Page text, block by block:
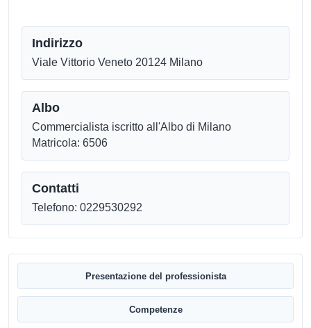
Indirizzo
Viale Vittorio Veneto 20124 Milano
Albo
Commercialista iscritto all'Albo di Milano
Matricola: 6506
Contatti
Telefono: 0229530292
Presentazione del professionista
Competenze